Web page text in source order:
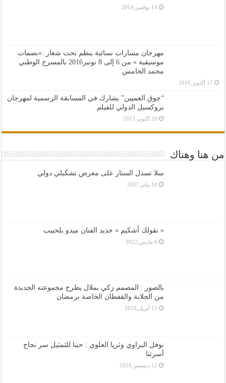
14 نوفمبر,2014
مهرجان مسارات نسائية ينظم تحت شعار :«بصمات
موسيقية » من 6 إلى 8 نونبر2016 بالمسرح الوطني
محمد الخامس
17 أكتوبر,2016
“جوق العميين” يشارك في المسابقة الرسمية لمهرجان
بروكسيل الدولي للفيلم
29 أكتوبر,2015
من هنا وهناك
سلا تسدل الستار على معرض تشكيلي دولي
10 يناير,2017
« نقولك أشكيم » جديد الفنان ميدو بلحبيب
6 مارس,2022
بالصور : المصمم زكي بملال يطرح مجموعته الجديدة
من الجلابة والقفطان الخاصة برمضان
15 أبريل,2019
نوفل البراوي وثريا العلوي : حبنا للتمثيل سر نجاح
أسرتنا
12 ديسمبر,2018